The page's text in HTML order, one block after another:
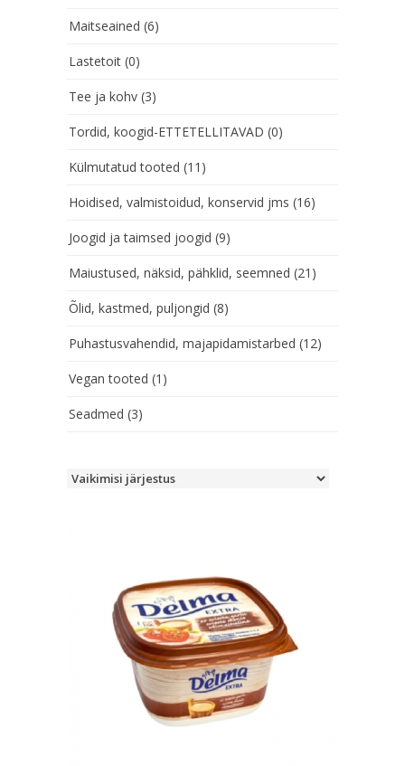
Maitseained (6)
Lastetoit (0)
Tee ja kohv (3)
Tordid, koogid-ETTETELLITAVAD (0)
Külmutatud tooted (11)
Hoidised, valmistoidud, konservid jms (16)
Joogid ja taimsed joogid (9)
Maiustused, näksid, pähklid, seemned (21)
Õlid, kastmed, puljongid (8)
Puhastusvahendid, majapidamistarbed (12)
Vegan tooted (1)
Seadmed (3)